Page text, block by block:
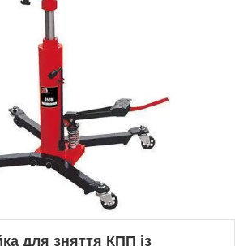
для зняття КПП із